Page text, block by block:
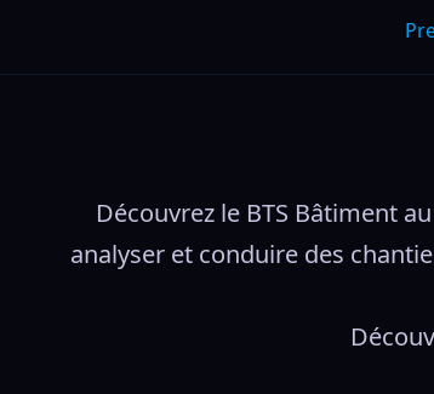
Découvrez le BTS Bâtiment
analyser et conduire des